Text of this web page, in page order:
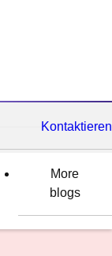
Kontaktieren
More
blogs